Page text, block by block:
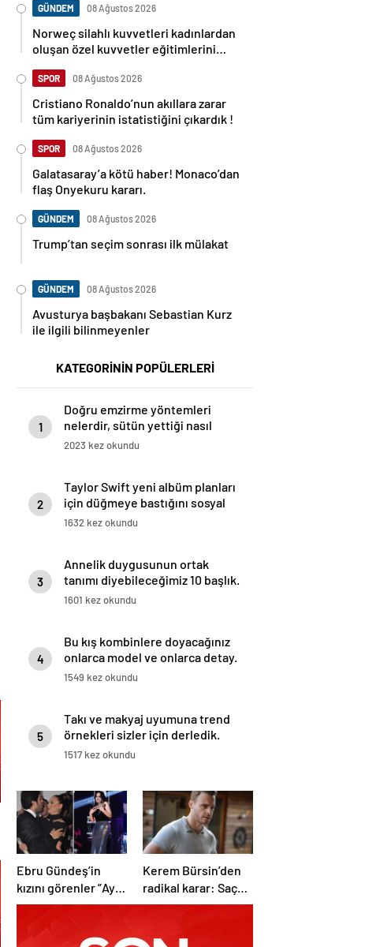
GÜNDEM 08 Ağustos 2026
Norweç silahlı kuvvetleri kadınlardan
oluşan özel kuvvetler eğitimlerini
SPOR 08 Ağustos 2026
Cristiano Ronaldo’nun akıllara zarar
tüm kariyerinin istatistiğini çıkardık !
SPOR 08 Ağustos 2026
Galatasaray’a kötü haber! Monaco’dan
flaş Onyekuru kararı.
GÜNDEM 08 Ağustos 2026
Trump’tan seçim sonrası ilk mülakat
GÜNDEM 08 Ağustos 2026
Avusturya başbakanı Sebastian Kurz
ile ilgili bilinmeyenler
KATEGORİNİN POPÜLERLERİ
1
Doğru emzirme yöntemleri
nelerdir, sütün yettiği nasıl
anlaşılır?
2023 kez okundu
2
Taylor Swift yeni albüm planları
için düğmeye bastığını sosyal
medyadan duyurdu!
1632 kez okundu
3
Annelik duygusunun ortak
tanımı diyebileceğimiz 10 başlık.
1601 kez okundu
4
Bu kış kombinlere doyacağınız
onlarca model ve onlarca detay.
1549 kez okundu
5
Takı ve makyaj uyumuna trend
örnekleri sizler için derledik.
1517 kez okundu
Ebru Gündeş’in
kızını görenler ”Aynı
Reza Zarrab”
Kerem Bürsin’den
radikal karar: Saç
ektirtti!